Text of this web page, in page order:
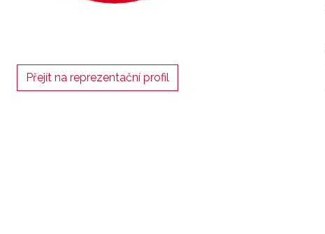
Přejít na reprezentační profil